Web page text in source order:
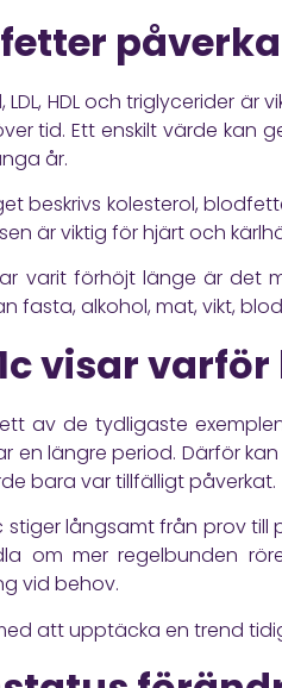
LDL, HDL och triglycerider
tid. Ett enskilt värde kan
år.
beskrivs kolesterol,
är viktig för hjärt och
varit förhöjt länge är det
fasta, alkohol, mat, vikt,
visar
ett av de tydligaste
en längre period. Därför
bara var tillfälligt påverkat.
stiger långsamt från prov
om mer regelbunden
vid behov.
att upptäcka en trend